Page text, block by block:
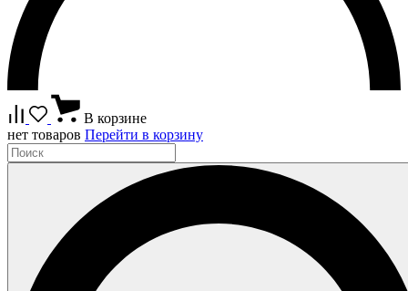
В корзине
нет товаров Перейти в корзину